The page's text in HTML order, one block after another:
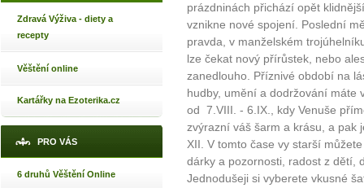
Zdravá Výživa - diety a
recepty
Věštění online
Kartářky na Ezoterika.cz
PRO VÁS
6 druhů Věštění Online
prázdninách přichází opět
vznikne nové spojení. Poslední
pravda, v manželském
lze čekat nový přírůstek, nebo
zanedlouho. Příznivé období na
hudby, umění a dodržování máte
od 7.VIII. - 6.IX., kdy Venuše
zvýrazní váš šarm a krásu, a pak
XII. V tomto čase vy starší
dárky a pozornosti, radost z dětí,
Jednodušeji si vyberete vkusné